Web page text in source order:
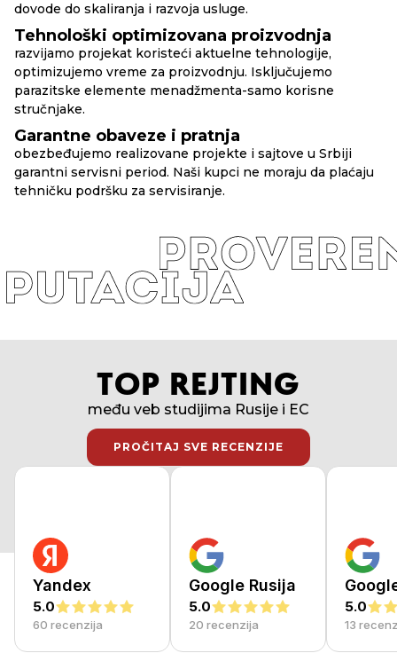
dovode do skaliranja i razvoja usluge.
Tehnološki optimizovana proizvodnja
razvijamo projekat koristeći aktuelne tehnologije,
optimizujemo vreme za proizvodnju. Isključujemo
parazitske elemente menadžmenta-samo korisne
stručnjake.
Garantne obaveze i pratnja
obezbeđujemo realizovane projekte i sajtove u Srbiji
garantni servisni period. Naši kupci ne moraju da plaćaju
tehničku podršku za servisiranje.
TOP REJTING
među veb studijima Rusije i EC
PROČITAJ SVE RECENZIJE
PROČITAJ SVE RECENZIJE
Yandex
5.0
60 recenzija
Google Rusija
5.0
20 recenzija
5.0
13